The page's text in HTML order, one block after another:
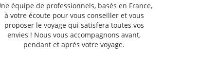
équipe de professionnels, basés en France,
à votre écoute pour vous conseiller et vous
proposer le voyage qui satisfera toutes vos
envies ! Nous vous accompagnons avant,
pendant et après votre voyage.